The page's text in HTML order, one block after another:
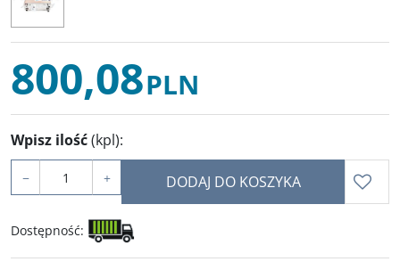
800,08PLN
Wpisz ilość(kpl):
− + DODAJ DO KOSZYKA
Dostępność: